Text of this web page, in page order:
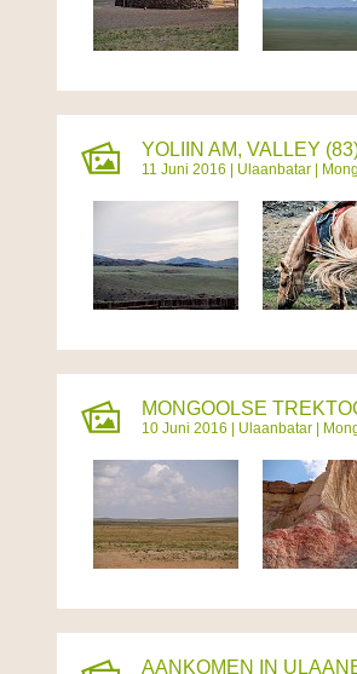
YOLIIN AM, VALLEY
11 Juni 2016 | Ulaanbatar |
MONGOOLSE
10 Juni 2016 | Ulaanbatar |
AANKOMEN IN